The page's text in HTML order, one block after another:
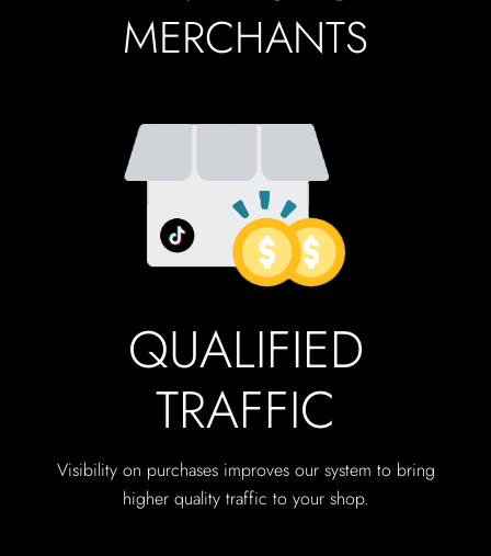
MERCHANTS
QUALIFIED
TRAFFIC
Visibility on purchases improves our system to bring
higher quality traffic to your shop.